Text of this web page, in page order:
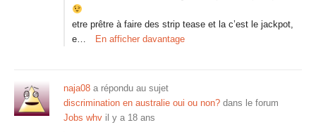
etre prêtre à faire des strip tease et la c’est le jackpot,
e…
En afficher davantage
naja08 a répondu au sujet
discrimination en australie oui ou non? dans le forum
Jobs whv il y a 18 ans